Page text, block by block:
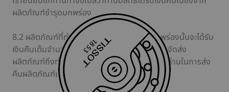
ผลิตภัณฑ์ชำรุดบกพร่อง
8.2 ผลิตภัณฑ์ที่ท่านส่งคืนเพราะความชำรุดบกพร่องนั้นจะได้รับ
เงินคืนเต็มจำนวนซึ่งรวมทั้งการคืนเงิน ค่าจัดส่ง
ผลิตภัณฑ์ถึงท่าน และค่าใช้จ่ายที่สมควรที่เกิดแก่ท่านในการส่ง
คืนผลิตภัณฑ์แก่เรา